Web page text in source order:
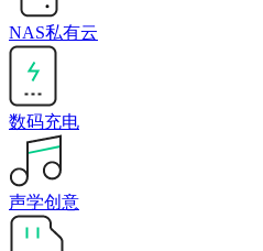
NAS私有云
数码充电
声学创意